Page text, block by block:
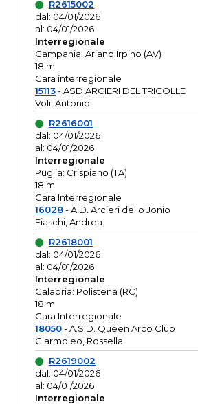
R2615002
dal: 04/01/2026
al: 04/01/2026
Interregionale
Campania: Ariano Irpino (AV)
18 m
Gara interregionale
15113- ASD ARCIERI DEL TRICOLLE
Voli, Antonio
R2616001
dal: 04/01/2026
al: 04/01/2026
Interregionale
Puglia: Crispiano (TA)
18 m
Gara Interregionale
16028- A.D. Arcieri dello Jonio
Fiaschi, Andrea
R2618001
dal: 04/01/2026
al: 04/01/2026
Interregionale
Calabria: Polistena (RC)
18 m
Gara Interregionale
18050- A.S.D. Queen Arco Club
Giarmoleo, Rossella
R2619002
dal: 04/01/2026
al: 04/01/2026
Interregionale